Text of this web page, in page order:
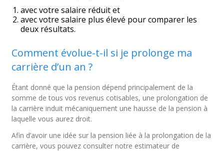
avec votre salaire réduit et
avec votre salaire plus élevé pour comparer les
deux résultats.
Comment évolue-t-il si je prolonge ma
carrière d’un an ?
Étant donné que la pension dépend principalement de la
somme de tous vos revenus cotisables, une prolongation de
la carrière induit mécaniquement une hausse de la pension à
laquelle vous aurez droit.
Afin d’avoir une idée sur la pension liée à la prolongation de la
carrière, vous pouvez consulter notre estimateur de